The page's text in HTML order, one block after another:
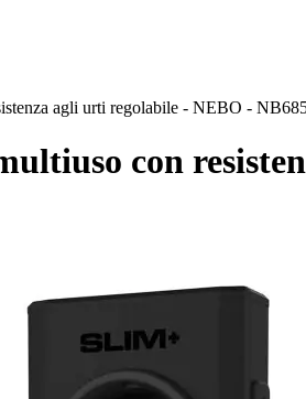
agli urti regolabile - NEBO -
con